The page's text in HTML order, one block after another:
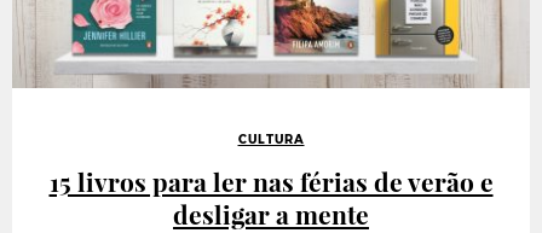
CULTURA
15 livros para ler nas férias de verão e
desligar a mente